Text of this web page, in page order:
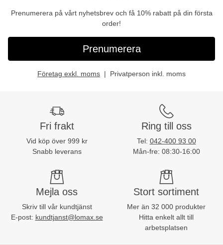
Prenumerera på vårt nyhetsbrev och få 10% rabatt på din första
order!
Prenumerera
Företag exkl. moms Privatperson inkl. moms
Fri frakt
Vid köp över 999 kr
Snabb leverans
Ring till oss
Tel: 042-400 93 00
Mån-fre: 08:30-16:00
Mejla oss
Skriv till vår kundtjänst
E-post: kundtjanst@lomax.se
Stort sortiment
Mer än 32 000 produkter
Hitta enkelt allt till
arbetsplatsen